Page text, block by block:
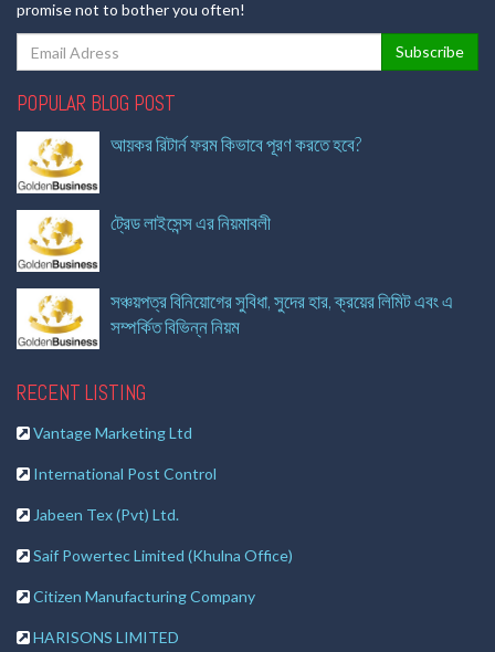
promise not to bother you often!
POPULAR BLOG POST
আয়কর রিটার্ন ফরম কিভাবে পূরণ করতে হবে?
ট্রেড লাইসেন্স এর নিয়মাবলী
সঞ্চয়পত্র বিনিয়োগের সুবিধা, সুদের হার, ক্রয়ের লিমিট এবং এ
সম্পর্কিত বিভিন্ন নিয়ম
RECENT LISTING
Vantage Marketing Ltd
International Post Control
Jabeen Tex (Pvt) Ltd.
Saif Powertec Limited (Khulna Office)
Citizen Manufacturing Company
HARISONS LIMITED